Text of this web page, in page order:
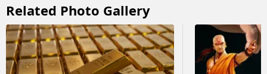
Related Photo Gallery